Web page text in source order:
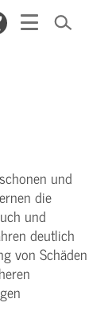
und
die
und
deutlich
von Schäden